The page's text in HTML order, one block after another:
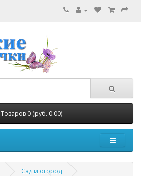
Товаров 0 (руб. 0.00)
Сад и огород